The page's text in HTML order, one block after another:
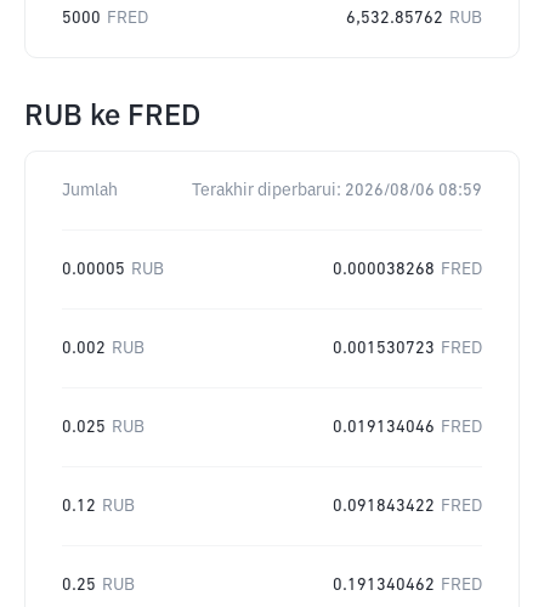
5000 FRED 6,532.85762 RUB
RUB ke FRED
Jumlah Terakhir diperbarui: 2026/08/06 08:59
0.00005 RUB 0.000038268 FRED
0.002 RUB 0.001530723 FRED
0.025 RUB 0.019134046 FRED
0.12 RUB 0.091843422 FRED
0.25 RUB 0.191340462 FRED